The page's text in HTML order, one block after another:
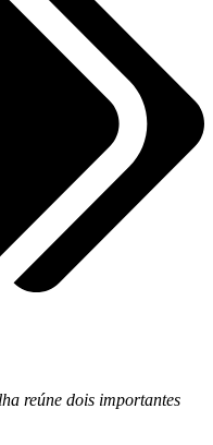
reúne dois importantes